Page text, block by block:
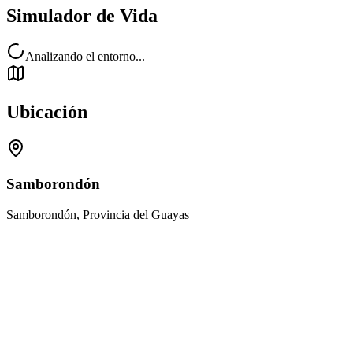
Simulador de Vida
Analizando el entorno...
Ubicación
Samborondón
Samborondón, Provincia del Guayas